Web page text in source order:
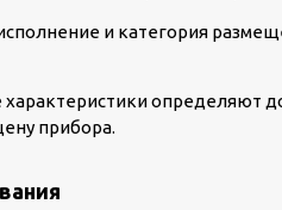
и категория
определяют
прибора.